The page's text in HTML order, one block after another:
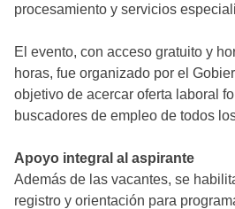
procesamiento y servicios
El evento, con acceso gratuito y
horas, fue organizado por el
objetivo de acercar oferta laboral
buscadores de empleo de todos
Apoyo integral al aspirante
Además de las vacantes, se
registro y orientación para